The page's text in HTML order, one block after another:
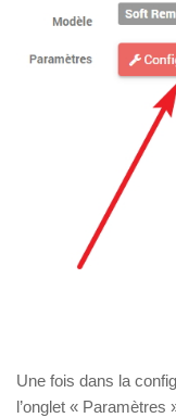
Une fois dans la
l’onglet « Paramètres